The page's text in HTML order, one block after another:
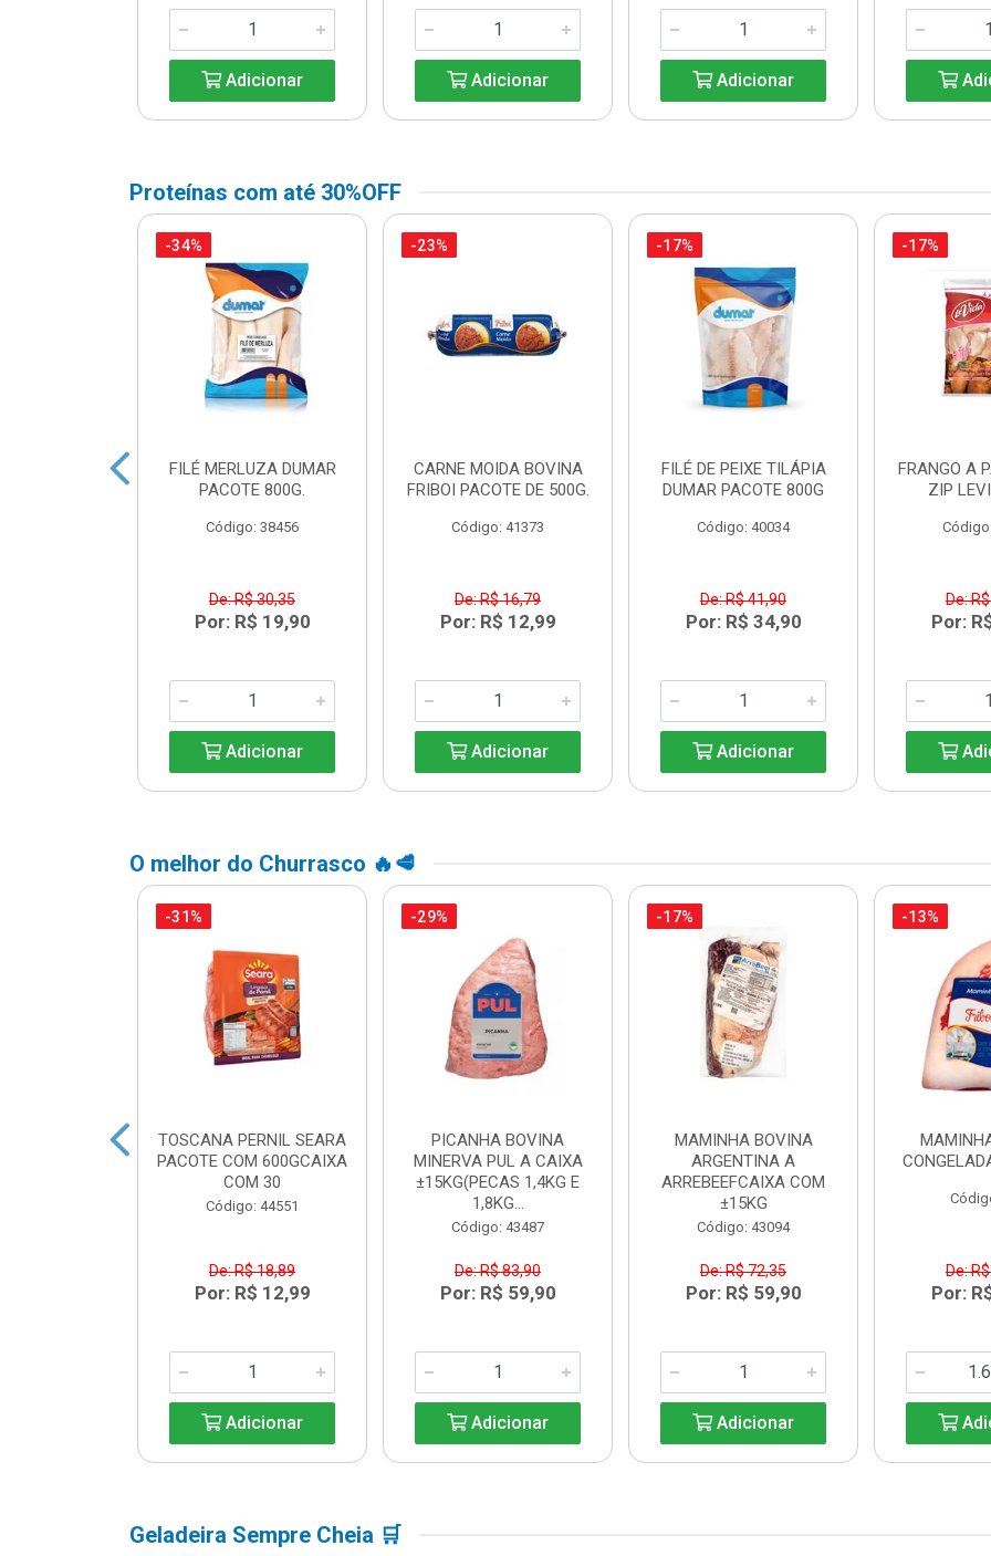
Adicionar Adicionar Adicionar
Proteínas com até 30%OFF
-34%
FILÉ MERLUZA DUMAR
PACOTE 800G.
Código: 38456
De: R$ 30,35
Por: R$ 19,90
Adicionar
-23%
CARNE MOIDA BOVINA
FRIBOI PACOTE DE 500G.
Código: 41373
De: R$ 16,79
Por: R$ 12,99
Adicionar
-17%
FILÉ DE PEIXE TILÁPIA
DUMAR PACOTE 800G
Código: 40034
De: R$ 41,90
Por: R$ 34,90
Adicionar
-17%
FRANGO A
ZIP
De:
Por:
O melhor do Churrasco 🔥🥩
-31%
TOSCANA PERNIL SEARA
PACOTE COM 600GCAIXA
COM 30
Código: 44551
De: R$ 18,89
Por: R$ 12,99
Adicionar
-29%
PICANHA BOVINA
MINERVA PUL A CAIXA
±15KG(PECAS 1,4KG E
1,8KG...
Código: 43487
De: R$ 83,90
Por: R$ 59,90
Adicionar
-17%
MAMINHA BOVINA
ARGENTINA A
ARREBEEFCAIXA COM
±15KG
Código: 43094
De: R$ 72,35
Por: R$ 59,90
Adicionar
-13%
De:
Por:
Geladeira Sempre Cheia 🛒